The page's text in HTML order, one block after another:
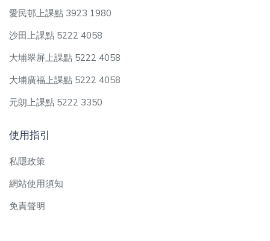
愛民邨上課點 3923 1980
沙田上課點 5222 4058
大埔翠屏上課點 5222 4058
大埔廣福上課點 5222 4058
元朗上課點 5222 3350
使用指引
私隱政策
網站使用須知
免責聲明